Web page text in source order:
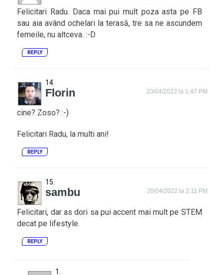
Felicitari Radu. Daca mai pui mult poza asta pe FB
sau aia având ochelari la terasă, tre sa ne ascundem
femeile, nu altceva. :-D
REPLY
Florin 20/04/2022 la 1:47 PM
cine? Zoso? :-)
Felicitari Radu, la multi ani!
REPLY
sambu 20/04/2022 la 2:11 PM
Felicitari, dar as dori sa pui accent mai mult pe STEM
decat pe lifestyle.
REPLY